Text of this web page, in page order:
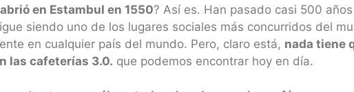
en Estambul en 1550? Así es. Han pasado casi 500
siendo uno de los lugares sociales más concurridos del
en cualquier país del mundo. Pero, claro está, nada tiene
las cafeterías 3.0. que podemos encontrar hoy en día.